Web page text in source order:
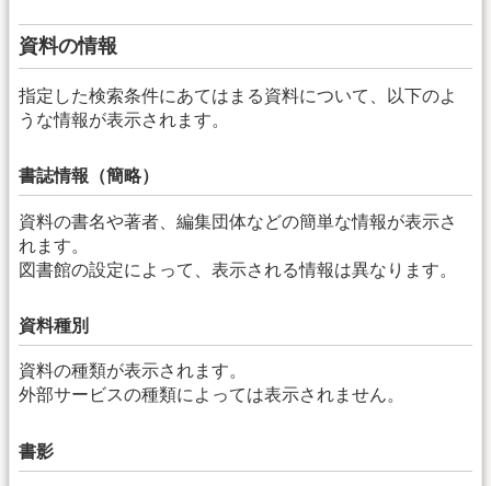
資料の情報
指定した検索条件にあてはまる資料について、以下のよ
うな情報が表示されます。
書誌情報（簡略）
資料の書名や著者、編集団体などの簡単な情報が表示さ
れます。
図書館の設定によって、表示される情報は異なります。
資料種別
資料の種類が表示されます。
外部サービスの種類によっては表示されません。
書影